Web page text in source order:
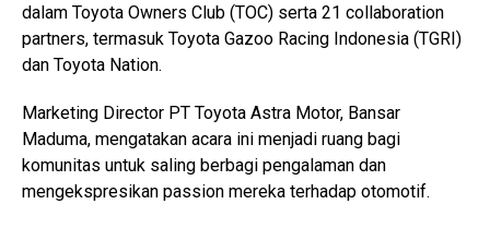
dalam Toyota Owners Club (TOC) serta 21 collaboration
partners, termasuk Toyota Gazoo Racing Indonesia (TGRI)
dan Toyota Nation.
Marketing Director PT Toyota Astra Motor, Bansar
Maduma, mengatakan acara ini menjadi ruang bagi
komunitas untuk saling berbagi pengalaman dan
mengekspresikan passion mereka terhadap otomotif.